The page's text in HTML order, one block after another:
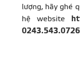
lượng, hãy ghé
hệ website
0243.543.0726